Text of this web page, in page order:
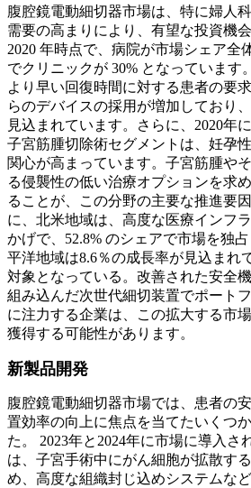
腹腔鏡電動細切器市場は、特に婦人
需要の高まりにより、有望な投資機
2020 年時点で、病院が市場シェア全
でクリニックが 30% となっています
より早い回復時間に対する患者の要
らのデバイスの採用が増加しており
見込まれています。さらに、2020年
子宮筋腫切除術セグメントは、妊孕
関心が高まっています。子宮筋腫や
る侵襲性の低い治療オプションを求
ることが、この分野の主要な推進要
に、北米地域は、高度な医療インフ
かげで、52.8% のシェアで市場を独
平洋地域は8.6％の成長率が見込まれ
対象となっている。改善された安全
組み込んだ次世代細切装置でポート
に注力する企業は、この拡大する市
獲得する可能性があります。
新製品開発
腹腔鏡電動細切器市場では、患者の
置効率の向上に焦点を当てたいくつ
た。 2023年と2024年に市場に導入さ
は、子宮手術中にがん細胞が拡散す
め、高度な組織封じ込めシステムな